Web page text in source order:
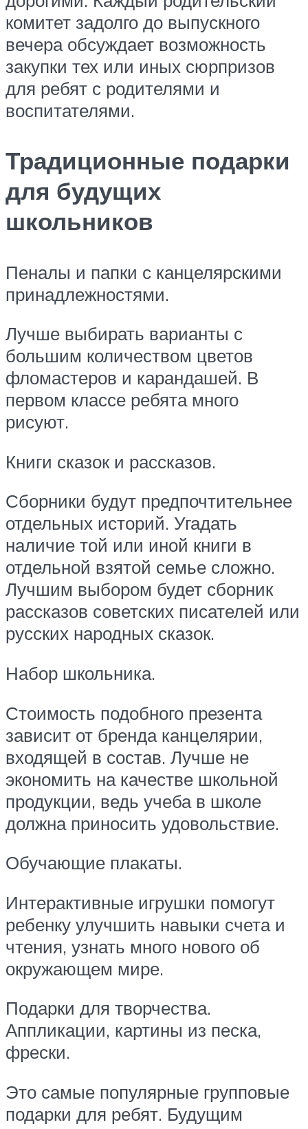
комитет задолго до выпускного
вечера обсуждает возможность
закупки тех или иных сюрпризов
для ребят с родителями и
воспитателями.
Традиционные подарки
для будущих
школьников
Пеналы и папки с канцелярскими
принадлежностями.
Лучше выбирать варианты с
большим количеством цветов
фломастеров и карандашей. В
первом классе ребята много
рисуют.
Книги сказок и рассказов.
Сборники будут предпочтительнее
отдельных историй. Угадать
наличие той или иной книги в
отдельной взятой семье сложно.
Лучшим выбором будет сборник
рассказов советских писателей или
русских народных сказок.
Набор школьника.
Стоимость подобного презента
зависит от бренда канцелярии,
входящей в состав. Лучше не
экономить на качестве школьной
продукции, ведь учеба в школе
должна приносить удовольствие.
Обучающие плакаты.
Интерактивные игрушки помогут
ребенку улучшить навыки счета и
чтения, узнать много нового об
окружающем мире.
Подарки для творчества.
Аппликации, картины из песка,
фрески.
Это самые популярные групповые
подарки для ребят. Будущим